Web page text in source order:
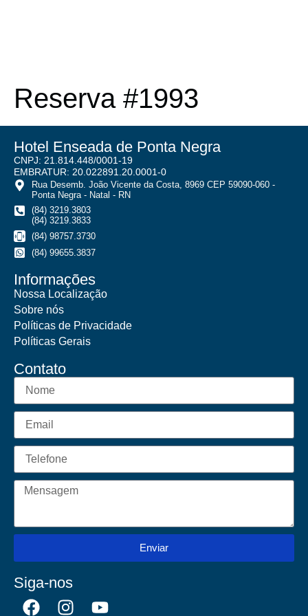
Reserva #1993
Hotel Enseada de Ponta Negra
CNPJ: 21.814.448/0001-19
EMBRATUR: 20.022891.20.0001-0
Rua Desemb. João Vicente da Costa, 8969 CEP 59090-060 -
Ponta Negra - Natal - RN
(84) 3219.3803
(84) 3219.3833
(84) 98757.3730
(84) 99655.3837
Informações
Nossa Localização
Sobre nós
Políticas de Privacidade
Políticas Gerais
Contato
Enviar
Siga-nos